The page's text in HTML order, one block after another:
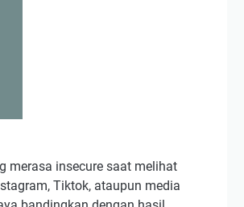
merasa insecure saat melihat
Tiktok, ataupun media